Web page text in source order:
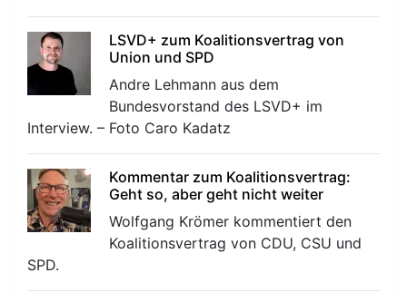
LSVD+ zum Koalitionsvertrag von
Union und SPD
Andre Lehmann aus dem
Bundesvorstand des LSVD+ im
Interview. – Foto Caro Kadatz
Kommentar zum Koalitionsvertrag:
Geht so, aber geht nicht weiter
Wolfgang Krömer kommentiert den
Koalitionsvertrag von CDU, CSU und
SPD.